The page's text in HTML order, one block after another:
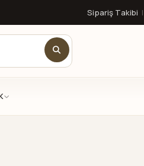
Sipariş Takibi |